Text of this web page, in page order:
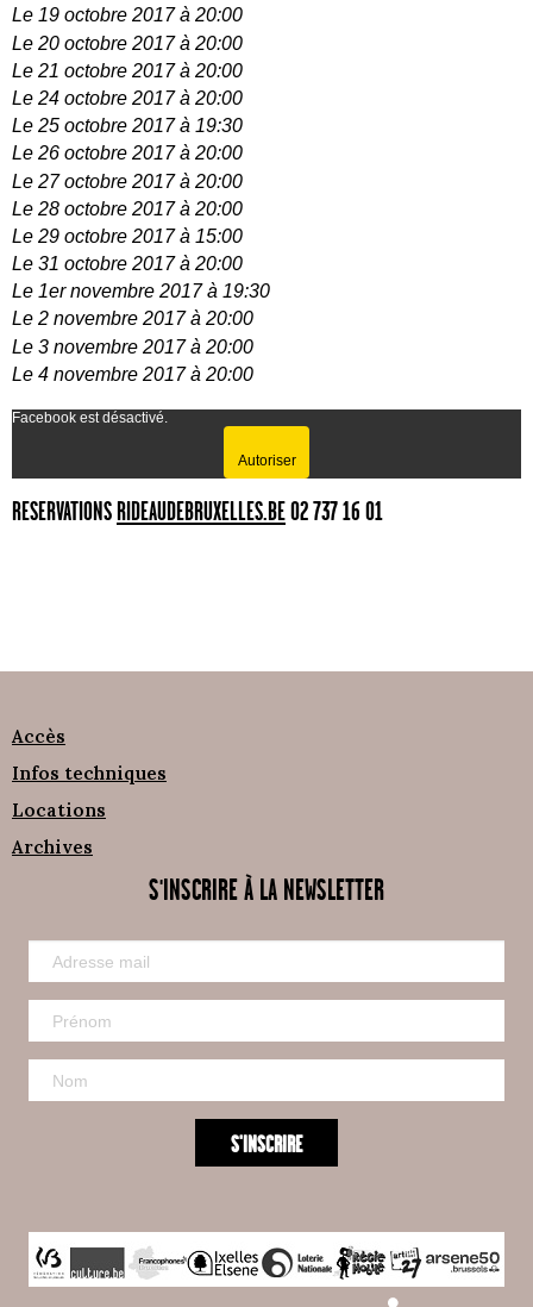
Le 19 octobre 2017 à 20:00
Le 20 octobre 2017 à 20:00
Le 21 octobre 2017 à 20:00
Le 24 octobre 2017 à 20:00
Le 25 octobre 2017 à 19:30
Le 26 octobre 2017 à 20:00
Le 27 octobre 2017 à 20:00
Le 28 octobre 2017 à 20:00
Le 29 octobre 2017 à 15:00
Le 31 octobre 2017 à 20:00
Le 1er novembre 2017 à 19:30
Le 2 novembre 2017 à 20:00
Le 3 novembre 2017 à 20:00
Le 4 novembre 2017 à 20:00
Facebook est désactivé.
Autoriser
RESERVATIONS RIDEAUDEBRUXELLES.BE02 737 16 01
Accès
Infos techniques
Locations
Archives
S'INSCRIRE À LA NEWSLETTER